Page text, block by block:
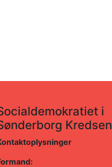
i
Kredsen